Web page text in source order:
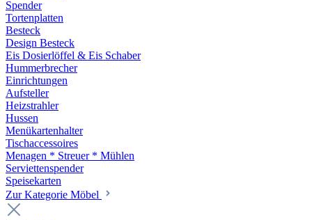
Spender
Tortenplatten
Besteck
Design Besteck
Eis Dosierlöffel & Eis Schaber
Hummerbrecher
Einrichtungen
Aufsteller
Heizstrahler
Hussen
Menükartenhalter
Tischaccessoires
Menagen * Streuer * Mühlen
Serviettenspender
Speisekarten
Zur Kategorie Möbel